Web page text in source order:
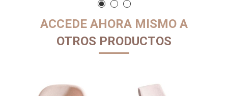
ACCEDE AHORA MISMO A
OTROS PRODUCTOS